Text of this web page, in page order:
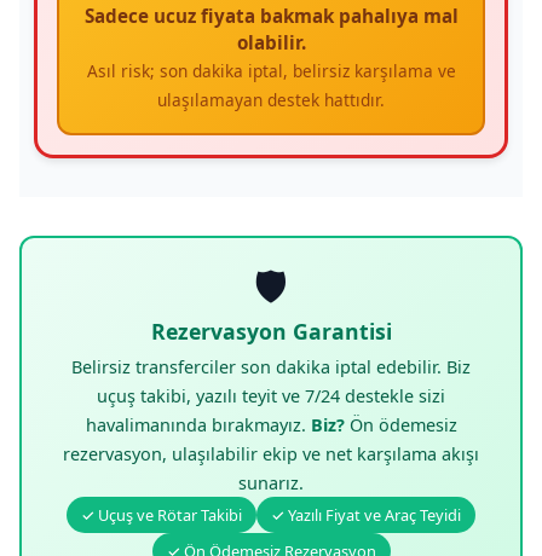
Sadece ucuz fiyata bakmak pahalıya mal
olabilir.
Asıl risk; son dakika iptal, belirsiz karşılama ve
ulaşılamayan destek hattıdır.
🛡️
Rezervasyon Garantisi
Belirsiz transferciler son dakika iptal edebilir. Biz
uçuş takibi, yazılı teyit ve 7/24 destekle sizi
havalimanında bırakmayız. Biz?Ön ödemesiz
rezervasyon, ulaşılabilir ekip ve net karşılama akışı
sunarız.
✓ Uçuş ve Rötar Takibi
✓ Yazılı Fiyat ve Araç Teyidi
✓ Ön Ödemesiz Rezervasyon